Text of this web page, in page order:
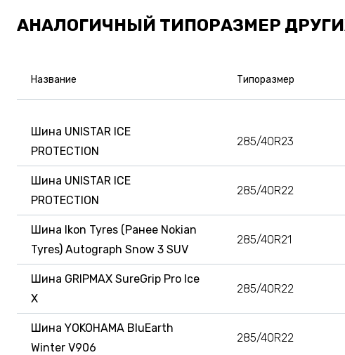
АНАЛОГИЧНЫЙ ТИПОРАЗМЕР
Название Типоразмер
Шина UNISTAR ICE
PROTECTION
285/40R23
Шина UNISTAR ICE
PROTECTION
285/40R22
Шина Ikon Tyres (Ранее Nokian
Tyres) Autograph Snow 3 SUV
285/40R21
Шина GRIPMAX SureGrip Pro Ice
X
285/40R22
Шина YOKOHAMA BluEarth
Winter V906
285/40R22